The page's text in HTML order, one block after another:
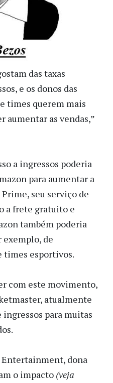
das taxas
e os donos das
times querem mais
aumentar as vendas,”
a ingressos poderia
para aumentar a
seu serviço de
afrete gratuito e
também poderia
exemplo, de
times esportivos.
com este movimento,
atualmente
para muitas
Entertainment, dona
o impacto (veja